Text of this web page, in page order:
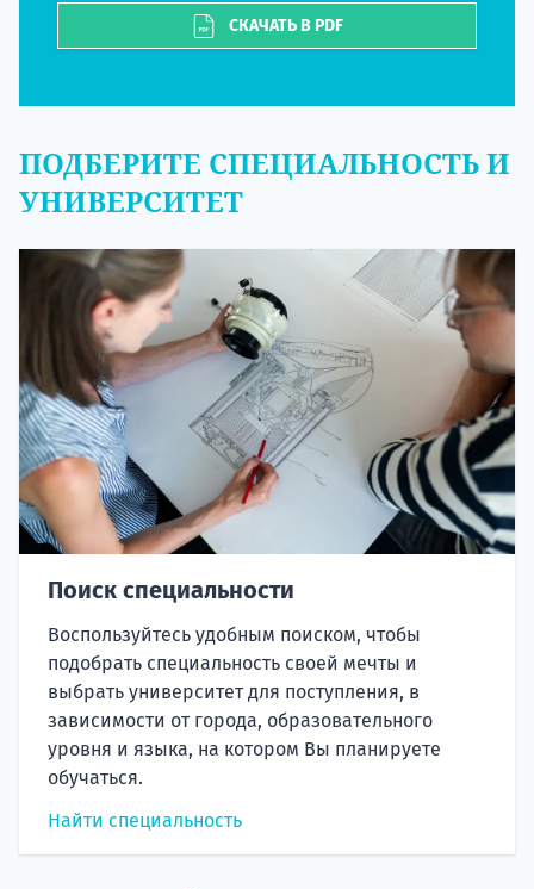
СКАЧАТЬ В PDF
ПОДБЕРИТЕ СПЕЦИАЛЬНОСТЬ И
УНИВЕРСИТЕТ
Поиск специальности
Воспользуйтесь удобным поиском, чтобы
подобрать специальность своей мечты и
выбрать университет для поступления, в
зависимости от города, образовательного
уровня и языка, на котором Вы планируете
обучаться.
Найти специальность